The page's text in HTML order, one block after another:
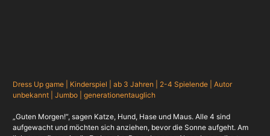
Dress Up game | Kinderspiel | ab 3 Jahren | 2-4 Spielende | Autor
unbekannt| Jumbo | generationentauglich
„Guten Morgen!“, sagen Katze, Hund, Hase und Maus. Alle 4 sind
aufgewacht und möchten sich anziehen, bevor die Sonne aufgeht. Am